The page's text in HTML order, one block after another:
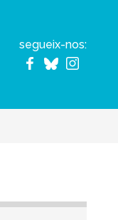
segueix-nos: